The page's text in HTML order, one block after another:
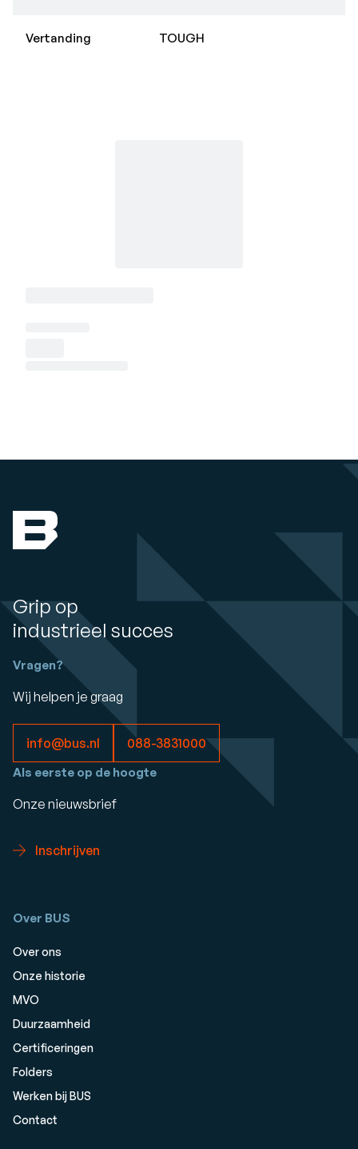
Vertanding TOUGH
Grip op
industrieel succes
Vragen?
Wij helpen je graag
info@bus.nl 088-3831000
Als eerste op de hoogte
Onze nieuwsbrief
Inschrijven
Over BUS
Over ons
Onze historie
MVO
Duurzaamheid
Certificeringen
Folders
Werken bij BUS
Contact